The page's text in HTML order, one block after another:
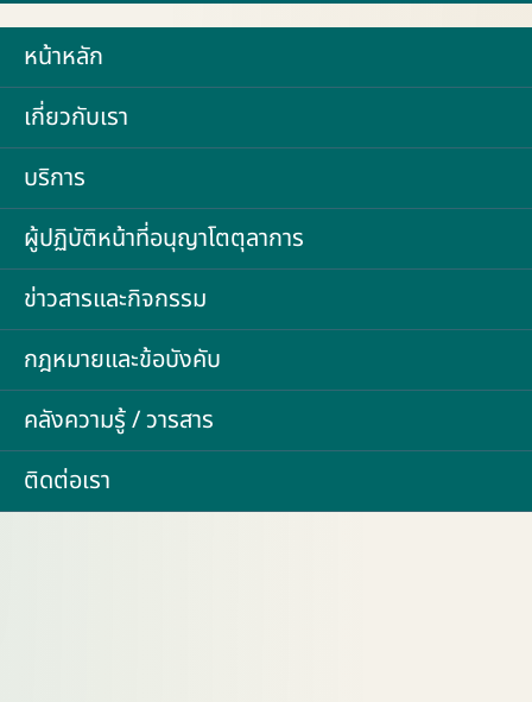
หน้าหลัก
เกี่ยวกับเรา
บริการ
ผู้ปฏิบัติหน้าที่อนุญาโตตุลาการ
ข่าวสารและกิจกรรม
กฎหมายและข้อบังคับ
คลังความรู้ / วารสาร
ติดต่อเรา